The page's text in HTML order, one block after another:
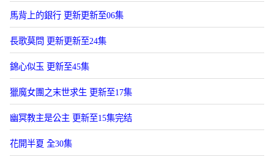
馬背上的銀行 更新更新至06集
長歌莫問 更新更新至24集
錦心似玉 更新至45集
獵魔女團之末世求生 更新至17集
幽冥教主是公主 更新至15集完结
花開半夏 全30集